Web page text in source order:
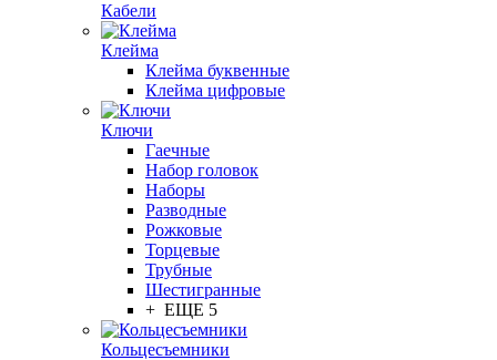
Кабели
Клейма
Клейма буквенные
Клейма цифровые
Ключи
Гаечные
Набор головок
Наборы
Разводные
Рожковые
Торцевые
Трубные
Шестигранные
+ ЕЩЕ 5
Кольцесъемники